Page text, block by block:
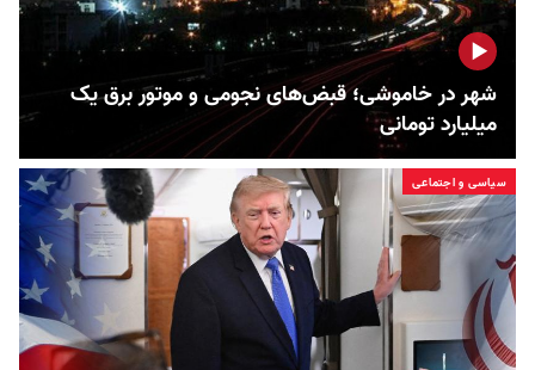
شهر در خاموشی؛ قبض‌های نجومی و موتور برق یک
میلیارد تومانی
سیاسی و اجتماعی